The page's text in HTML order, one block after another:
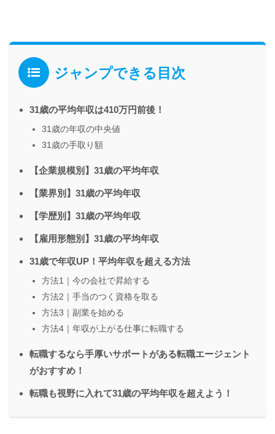
ジャンプできる目次
31歳の平均年収は410万円前後！
31歳の年収の中央値
31歳の手取り額
【企業規模別】31歳の平均年収
【業界別】31歳の平均年収
【学歴別】31歳の平均年収
【雇用形態別】31歳の平均年収
31歳で年収UP！平均年収を超える方法
方法1｜今の会社で昇給する
方法2｜手当のつく資格を取る
方法3｜副業を始める
方法4｜年収が上がる仕事に転職する
転職するなら手厚いサポートがある転職エージェント
がおすすめ！
転職も視野に入れて31歳の平均年収を超えよう！